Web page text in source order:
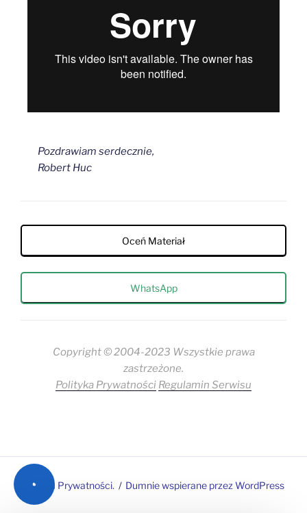
Pozdrawiam serdecznie,
Robert Huc
Oceń Materiał
WhatsApp
Copyright © 2004-2023 Wszystkie prawa
zastrzeżone.
Polityka Prywatności Regulamin Serwisu
Polityka Prywatności. Dumnie wspierane przez WordPress